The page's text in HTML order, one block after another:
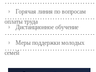
Горячая линия по вопросам
оплаты труда
Дистанционное обучение
Меры поддержки молодых
семей